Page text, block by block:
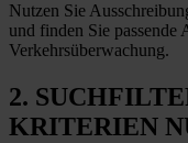
Nutzen Sie
und finden Sie passende
Verkehrsüberwachung.
2.
KRITERIEN